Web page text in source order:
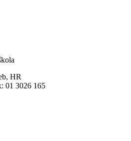
HR
01 3026 165